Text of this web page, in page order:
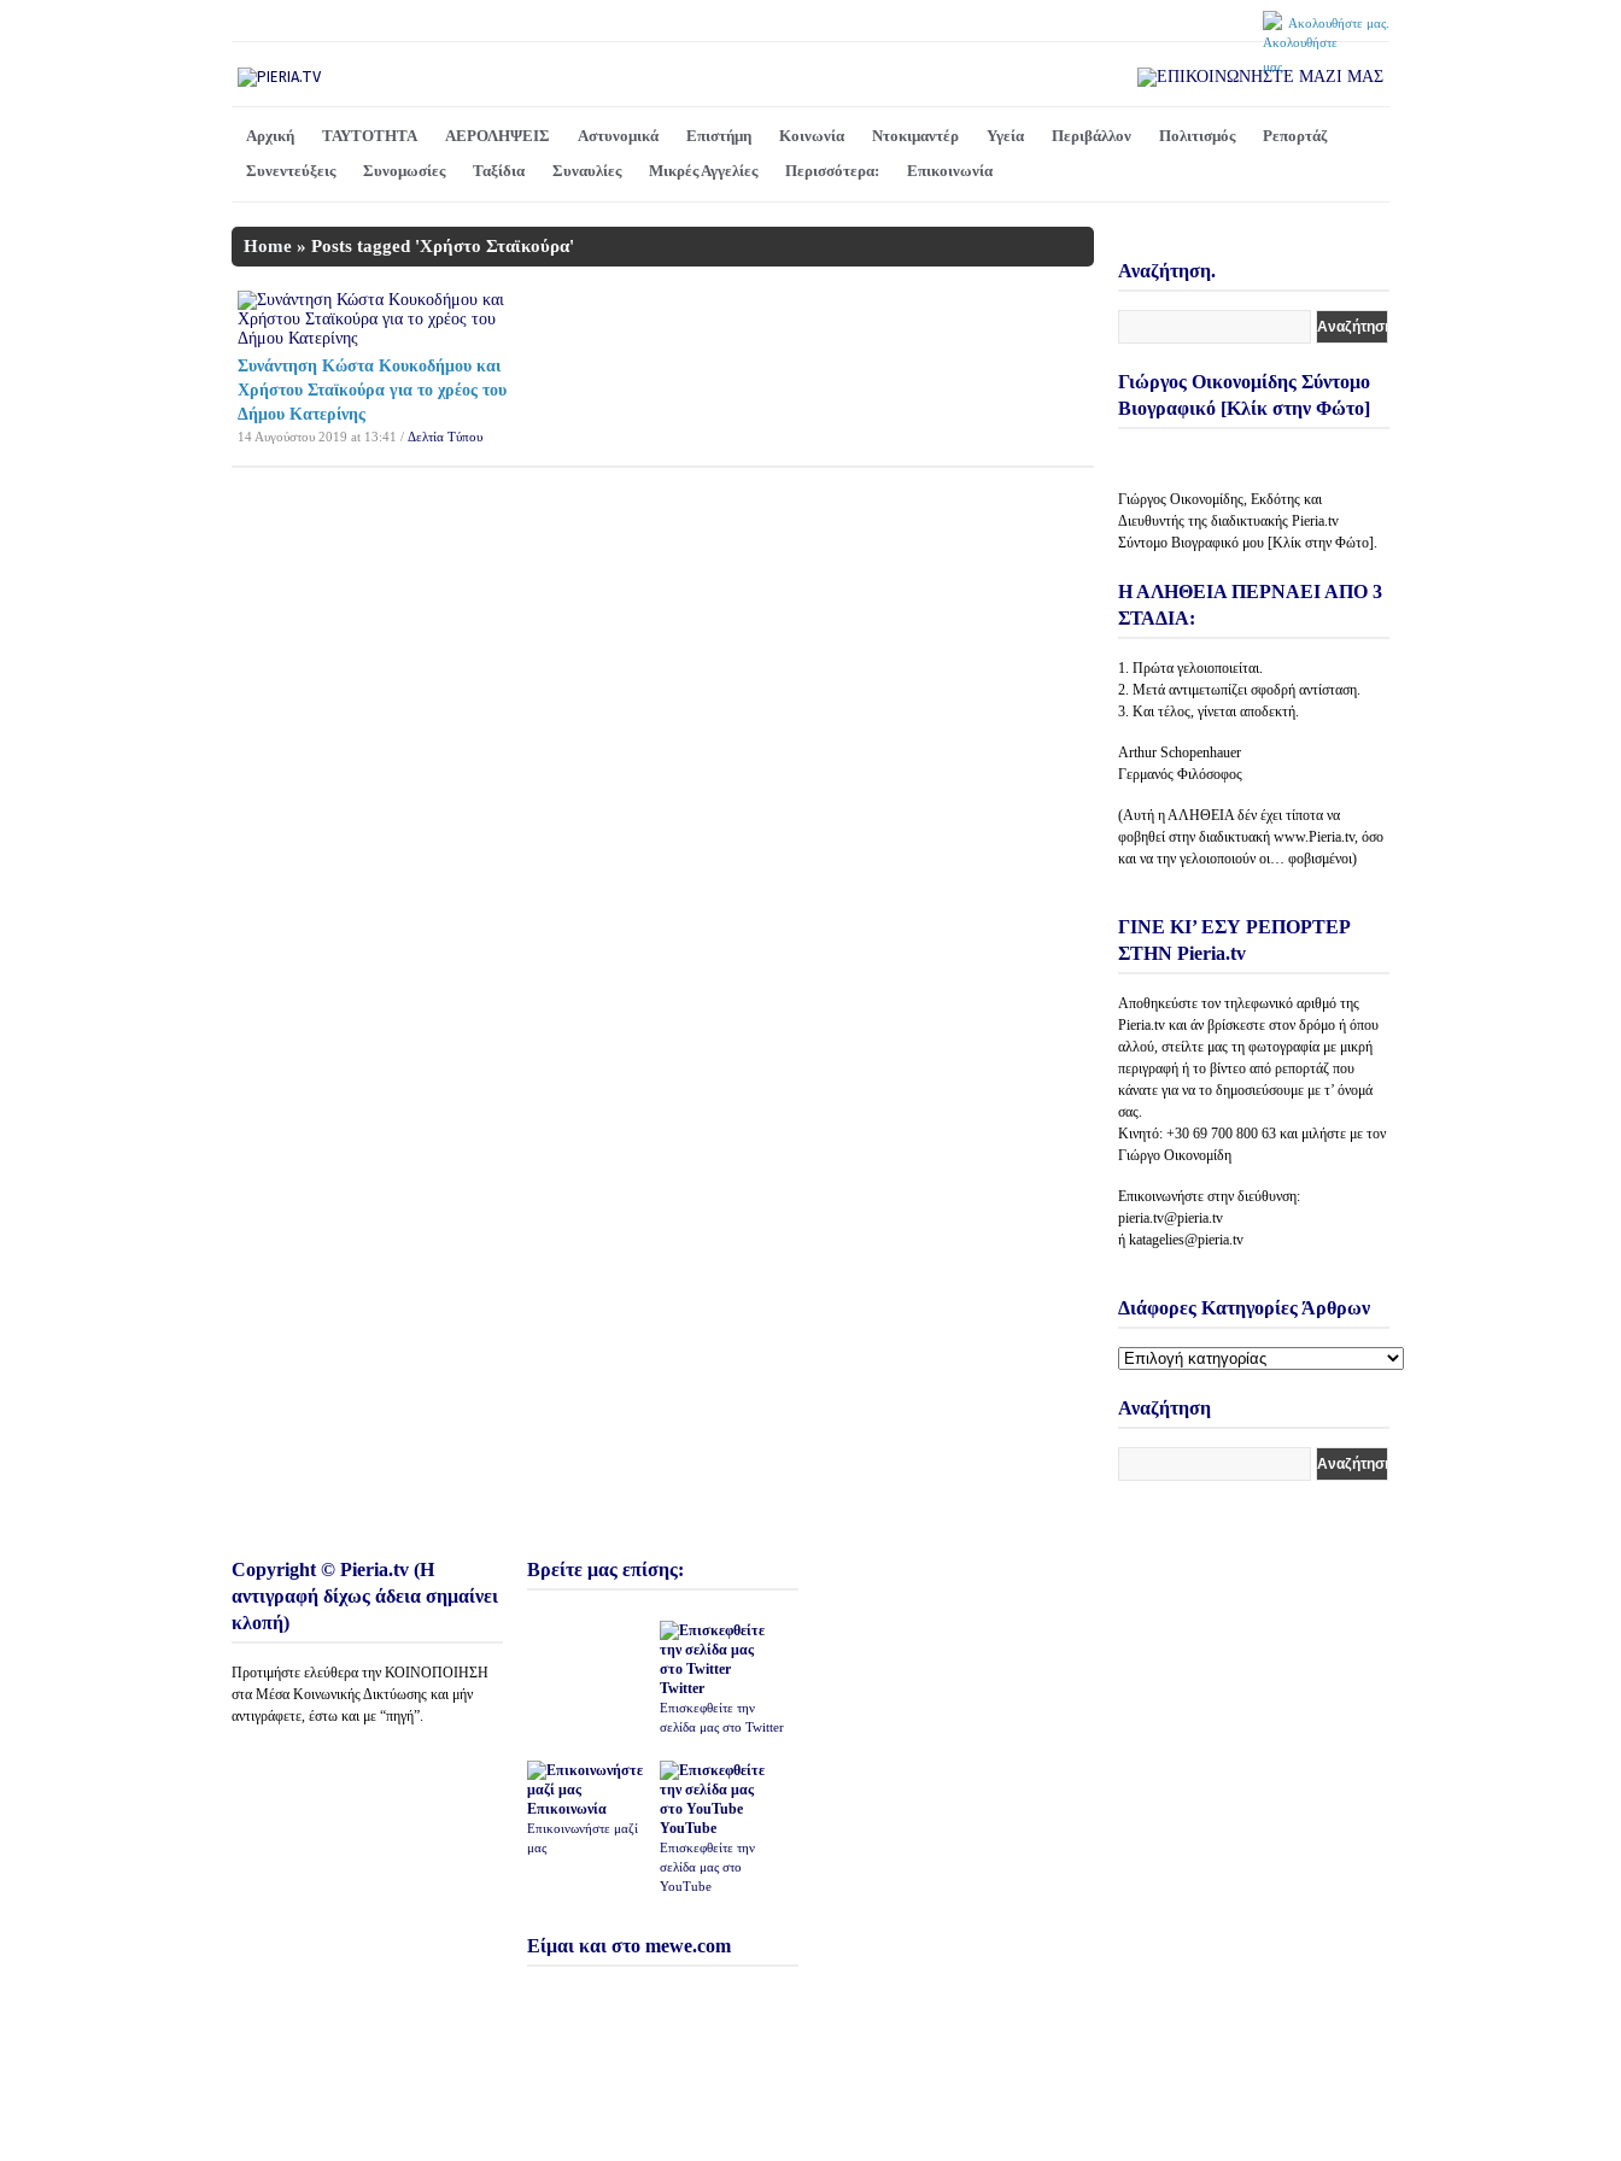
Ακολουθήστε μας.
Αρχική ΤΑΥΤΟΤΗΤΑ ΑΕΡΟΛΗΨΕΙΣ Αστυνομικά Επιστήμη Κοινωνία Ντοκιμαντέρ Υγεία Περιβάλλον Πολιτισμός
Ρεπορτάζ
Συνεντεύξεις
Συνομωσίες Ταξίδια Συναυλίες Μικρές Αγγελίες Περισσότερα: Επικοινωνία
Home » Posts tagged 'Χρήστο Σταϊκούρα'
Συνάντηση Κώστα Κουκοδήμου και
Χρήστου Σταϊκούρα για το χρέος του
Δήμου Κατερίνης
14 Αυγούστου 2019 at 13:41 / Δελτία Τύπου
Αναζήτηση.
Γιώργος Οικονομίδης Σύντομο
Βιογραφικό [Κλίκ στην Φώτο]
Γιώργος Οικονομίδης, Εκδότης και
Διευθυντής της διαδικτυακής Pieria.tv
Σύντομο Βιογραφικό μου [Κλίκ στην Φώτο].
Η ΑΛΗΘΕΙΑ ΠΕΡΝΑΕΙ ΑΠΟ 3
ΣΤΑΔΙΑ:
1. Πρώτα γελοιοποιείται.
2. Μετά αντιμετωπίζει σφοδρή αντίσταση.
3. Και τέλος, γίνεται αποδεκτή.
Arthur Schopenhauer
Γερμανός Φιλόσοφος
(Αυτή η ΑΛΗΘΕΙΑ δέν έχει τίποτα να
φοβηθεί στην διαδικτυακή www.Pieria.tv, όσο
και να την γελοιοποιούν οι… φοβισμένοι)
ΓΙΝΕ ΚΙ’ ΕΣΥ ΡΕΠΟΡΤΕΡ
ΣΤΗΝ Pieria.tv
Αποθηκεύστε τον τηλεφωνικό αριθμό της
Pieria.tv και άν βρίσκεστε στον δρόμο ή όπου
αλλού, στείλτε μας τη φωτογραφία με μικρή
περιγραφή ή το βίντεο από ρεπορτάζ που
κάνατε για να το δημοσιεύσουμε με τ’ όνομά
σας.
Κινητό: +30 69 700 800 63 και μιλήστε με τον
Γιώργο Οικονομίδη
Επικοινωνήστε στην διεύθυνση:
pieria.tv@pieria.tv
ή katagelies@pieria.tv
Διάφορες Κατηγορίες Άρθρων
Διάφορες
Άρθρων
Αναζήτηση
Copyright © Pieria.tv (Η
αντιγραφή δίχως άδεια σημαίνει
κλοπή)
Προτιμήστε ελεύθερα την ΚΟΙΝΟΠΟΙΗΣΗ
στα Μέσα Κοινωνικής Δικτύωσης και μήν
αντιγράφετε, έστω και με “πηγή”.
Βρείτε μας επίσης:
Twitter
Επισκεφθείτε την
σελίδα μας στο Twitter
Επικοινωνία
Επικοινωνήστε μαζί
μας
YouTube
Επισκεφθείτε την
σελίδα μας στο
YouTube
Είμαι και στο mewe.com